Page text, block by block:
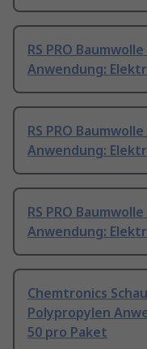
RS PRO
Anwendung:
RS PRO
Anwendung:
RS PRO
Anwendung:
Chemtronics
Polypropylen
50 pro Paket